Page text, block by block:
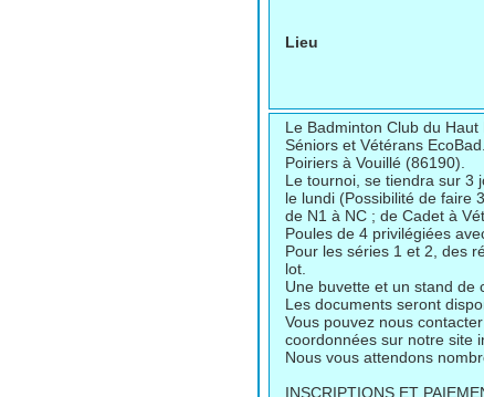
Lieu
Le Badminton Club du
Séniors et Vétérans
Poiriers à Vouillé (86190).
Le tournoi, se tiendra sur 3
le lundi (Possibilité de faire
de N1 à NC ; de Cadet à
Poules de 4 privilégiées
Pour les séries 1 et 2, des
lot.
Une buvette et un stand de
Les documents seront
Vous pouvez nous
coordonnées sur notre site
Nous vous attendons
INSCRIPTIONS ET